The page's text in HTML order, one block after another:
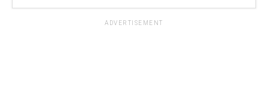
ADVERTISEMENT